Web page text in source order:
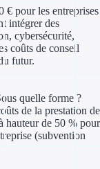
Subventions
Concours
Réduction des
Investir dans
€ pour les entreprises
intégrer des
cybersécurité,
coûts de conseil
futur.
quelle forme ?
de la prestation de
hauteur de 50 % pour
(subvention